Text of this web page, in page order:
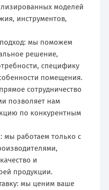
моделей
инструментов,
мы поможем
решение,
специфику
помещения.
сотрудничество
позволяет нам
по конкурентным
мы работаем только с
и
продукции.
мы ценим ваше